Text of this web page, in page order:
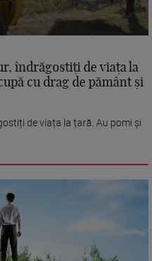
îndrăgostiți de viața la
cu drag de pământ și
de viața la țară. Au pomi și